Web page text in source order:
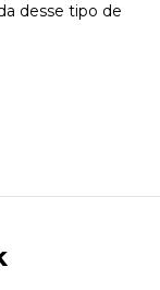
desse tipo de